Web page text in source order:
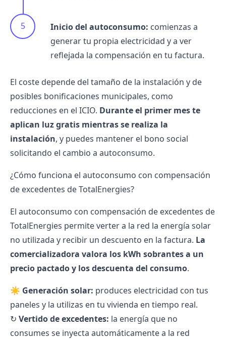
Inicio del autoconsumo: comienzas a
generar tu propia electricidad y a ver
reflejada la compensación en tu factura.
El coste depende del tamaño de la instalación y de
posibles bonificaciones municipales, como
reducciones en el ICIO. Durante el primer mes te
aplican luz gratis mientras se realiza la
instalación, y puedes mantener el bono social
solicitando el cambio a autoconsumo.
¿Cómo funciona el autoconsumo con compensación
de excedentes de TotalEnergies?
El autoconsumo con compensación de excedentes de
TotalEnergies permite verter a la red la energía solar
no utilizada y recibir un descuento en la factura. La
comercializadora valora los kWh sobrantes a un
precio pactado y los descuenta del consumo.
☀️ Generación solar: produces electricidad con tus
paneles y la utilizas en tu vivienda en tiempo real.
↻ Vertido de excedentes: la energía que no
consumes se inyecta automáticamente a la red